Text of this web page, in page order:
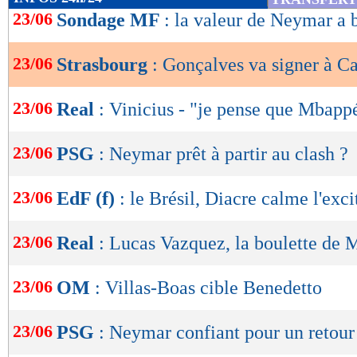
de
OK
23/06 Sondage MF : la valeur de Neymar a
23/06 Strasbourg : Gonçalves va signer à
23/06 Real : Vinicius - "je pense que
23/06 PSG : Neymar prêt à partir au clash ?
23/06 EdF (f) : le Brésil, Diacre calme
23/06 Real : Lucas Vazquez, la boulette de
23/06 OM : Villas-Boas cible Benedetto
23/06 PSG : Neymar confiant pour un